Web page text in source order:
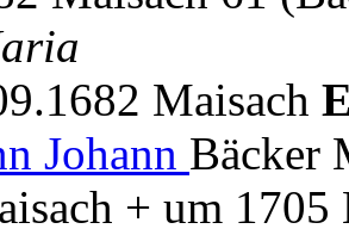
Maisach
Johann Bäcker
+ um 1705